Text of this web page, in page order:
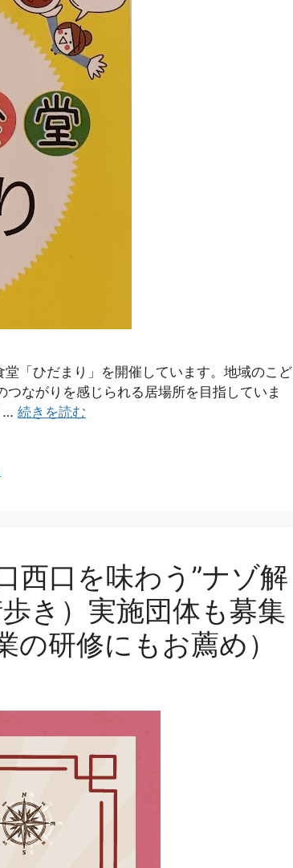
「ひだまり」を開催しています。地域のこど
ながりを感じられる居場所を目指していま
… 続きを読む
西口を味わう”ナゾ解
き）実施団体も募集
研修にもお薦め）